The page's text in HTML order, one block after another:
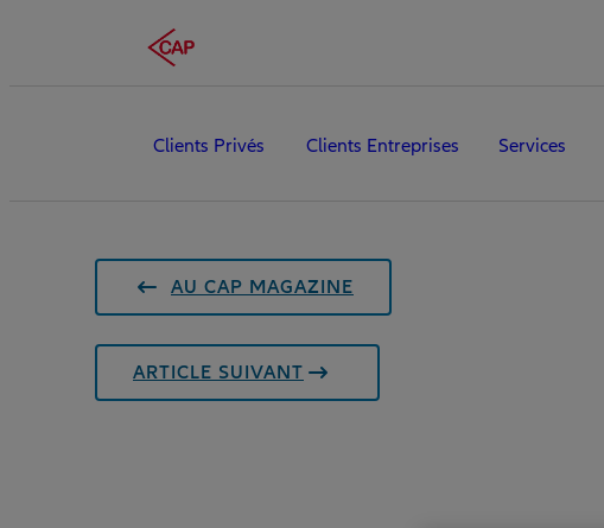
Clients Privés Clients Entreprises Services
AU CAP MAGAZINE
ARTICLE SUIVANT